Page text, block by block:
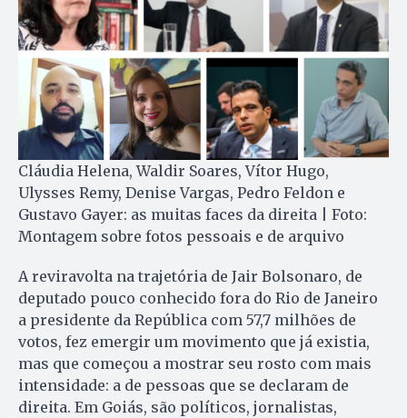
Cláudia Helena, Waldir Soares, Vítor Hugo,
Ulysses Remy, Denise Vargas, Pedro Feldon e
Gustavo Gayer: as muitas faces da direita | Foto:
Montagem sobre fotos pessoais e de arquivo
A reviravolta na trajetória de Jair Bolsonaro, de
deputado pouco conhecido fora do Rio de Janeiro
a presidente da República com 57,7 milhões de
votos, fez emergir um movimento que já existia,
mas que começou a mostrar seu rosto com mais
intensidade: a de pessoas que se declaram de
direita. Em Goiás, são políticos, jornalistas,